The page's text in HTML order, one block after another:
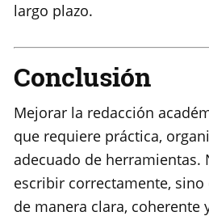
largo plazo.
Conclusión
Mejorar la redacción
que requiere práctica,
adecuado de herramientas.
escribir correctamente,
de manera clara, coherente